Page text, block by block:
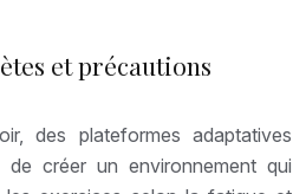
et précautions
des plateformes adaptatives
de créer un environnement qui